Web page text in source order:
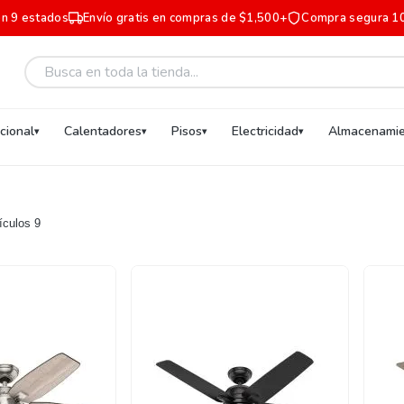
9 estados Envío gratis en compras de $1,500+ Compra segura
Calentadores Pisos Electricidad
9